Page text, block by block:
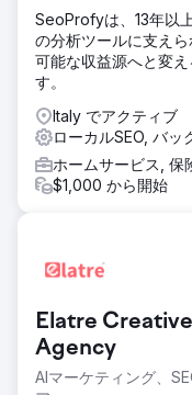
SeoProfyは、13年以
の分析ツールに支え
可能な収益源へと変
す。
Italy でアクティブ
ローカルSEO, バッ
ホームサービス, 保
$1,000 から開始
Elatre
Agency
AIマーケティング、